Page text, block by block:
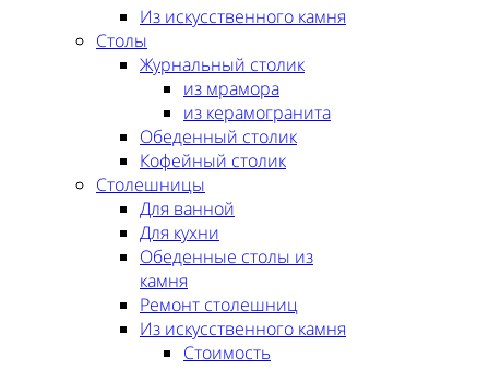
Из искусственного камня
Столы
Журнальный столик
из мрамора
из керамогранита
Обеденный столик
Кофейный столик
Столешницы
Для ванной
Для кухни
Обеденные столы из
камня
Ремонт столешниц
Из искусственного камня
Стоимость